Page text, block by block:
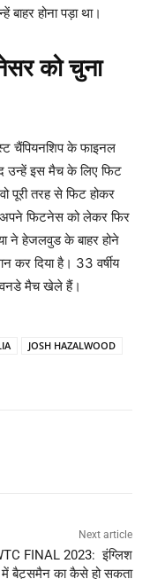
होना पड़ा था।
को चुना
चैंपियनशिप के फाइनल
उन्हें इस मैच के लिए फिट
पूरी तरह से फिट होकर
फिटनेस को लेकर फिर
ने हेजलवुड के बाहर होने
दिया है। 33 वर्षीय
मैच खेले हैं।
JOSH HAZALWOOD
Next article
FINAL 2023: इंग्लिश
बैट्समैन का कैसे हो सकता